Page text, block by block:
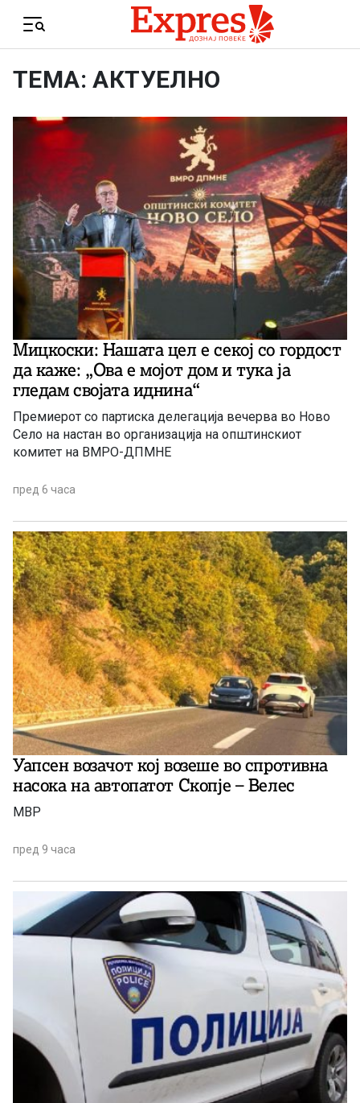
Menu
ТЕМА: АКТУЕЛНО
Мицкоски: Нашата цел е секој со гордост
да каже: „Ова е мојот дом и тука ја
гледам својата иднина“
Премиерот со партиска делегација вечерва во Ново
Село на настан во организација на општинскиот
комитет на ВМРО-ДПМНЕ
пред 6 часа
Уапсен возачот кој возеше во спротивна
насока на автопатот Скопје – Велес
МВР
пред 9 часа